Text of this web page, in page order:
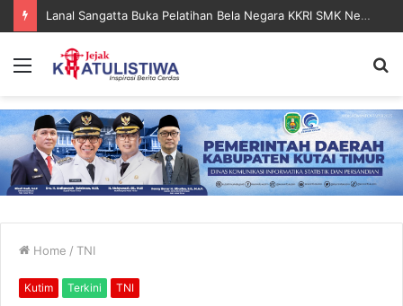
Lanal Sangatta Gelar Khitan Massal Gratis di Desa Muara Bengalon
Menu
Home / TNI
Kutim Terkini TNI